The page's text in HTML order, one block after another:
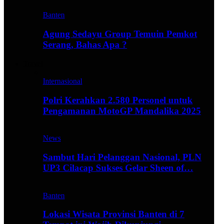
Banten
Agung Sedayu Group Temuin Pemkot
Serang, Bahas Apa ?
Internasional
Polri Kerahkan 2.580 Personel untuk
Pengamanan MotoGP Mandalika 2025
News
Sambut Hari Pelanggan Nasional, PLN
UP3 Cilacap Sukses Gelar Sheen of…
Banten
Lokasi Wisata Provinsi Banten di 7